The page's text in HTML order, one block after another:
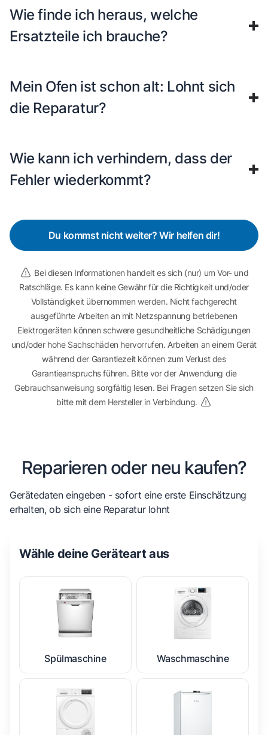
Wie finde ich heraus, welche
Ersatzteile ich brauche?
Mein Ofen ist schon alt: Lohnt sich
die Reparatur?
Wie kann ich verhindern, dass der
Fehler wiederkommt?
Du kommst nicht weiter? Wir helfen dir!
Bei diesen Informationen handelt es sich (nur) um Vor- und
Ratschläge. Es kann keine Gewähr für die Richtigkeit und/oder
Vollständigkeit übernommen werden. Nicht fachgerecht
ausgeführte Arbeiten an mit Netzspannung betriebenen
Elektrogeräten können schwere gesundheitliche Schädigungen
und/oder hohe Sachschäden hervorrufen. Arbeiten an einem Gerät
während der Garantiezeit können zum Verlust des
Garantieanspruchs führen. Bitte vor der Anwendung die
Gebrauchsanweisung sorgfältig lesen. Bei Fragen setzen Sie sich
bitte mit dem Hersteller in Verbindung.
Reparieren oder neu kaufen?
Gerätedaten eingeben - sofort eine erste Einschätzung
erhalten, ob sich eine Reparatur lohnt
Wähle deine Geräteart aus
Spülmaschine Waschmaschine